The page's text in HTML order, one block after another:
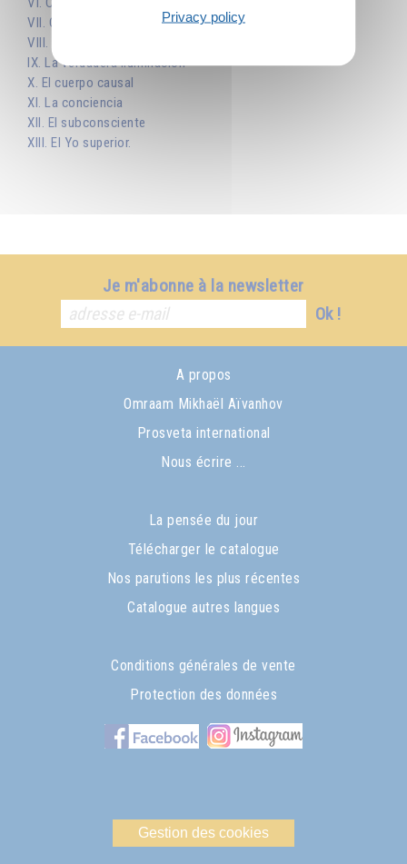
VII. Conocimiento externo, conocimiento interno
VIII. Del intelecto a la inteligencia
IX. La verdadera iluminación
X. El cuerpo causal
XI. La conciencia
XII. El subconsciente
XIII. El Yo superior.
Je m'abonne à la newsletter
Ok !
A propos
Omraam Mikhaël Aïvanhov
Prosveta international
Nous écrire ...
La pensée du jour
Télécharger le catalogue
Nos parutions les plus récentes
Catalogue autres langues
Conditions générales de vente
Protection des données
Gestion des cookies
Privacy policy